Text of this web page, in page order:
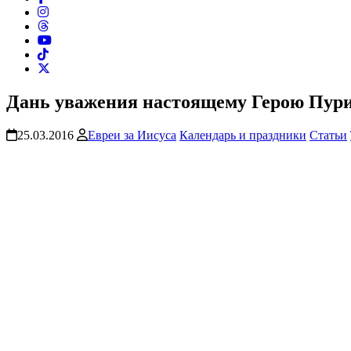
Дань уважения настоящему Герою
25.03.2016 Евреи за Иисуса Календарь и праздники Статьи